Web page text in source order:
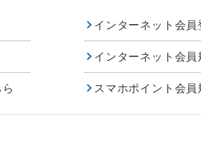
インターネット会
インターネット会員
スマホポイント会員